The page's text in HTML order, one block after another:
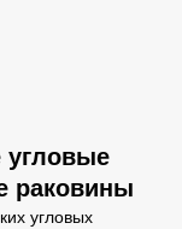
угловые
раковины
угловых